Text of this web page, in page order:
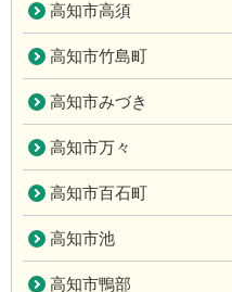
高知市高須
高知市竹島町
高知市みづき
高知市万々
高知市百石町
高知市池
高知市鴨部